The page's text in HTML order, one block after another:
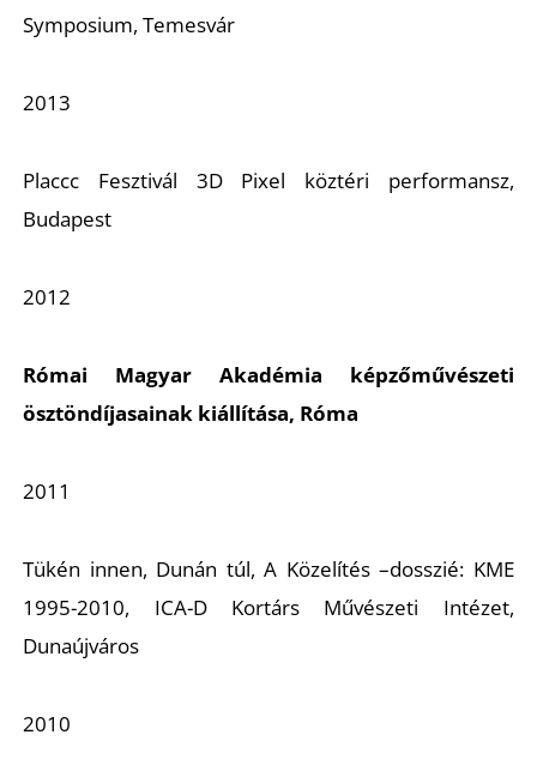
Symposium, Temesvár
2013
Placcc Fesztivál 3D Pixel köztéri performansz,
Budapest
2012
Római Magyar Akadémia képzőművészeti
ösztöndíjasainak kiállítása, Róma
2011
Tükén innen, Dunán túl, A Közelítés –dosszié: KME
1995-2010, ICA-D Kortárs Művészeti Intézet,
Dunaújváros
2010